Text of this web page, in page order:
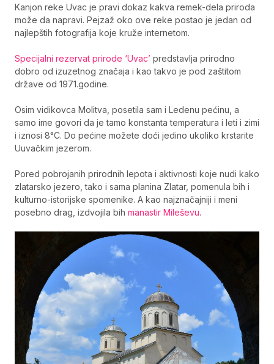
Kanjon reke Uvac je pravi dokaz kakva remek-dela priroda
može da napravi. Pejzaž oko ove reke postao je jedan od
najlepštih fotografija koje kruže internetom.
Specijalni rezervat prirode ‘Uvac’ predstavlja prirodno
dobro od izuzetnog značaja i kao takvo je pod zaštitom
države od 1971.godine.
Osim vidikovca Molitva, posetila sam i Ledenu pećinu, a
samo ime govori da je tamo konstanta temperatura i leti i zimi
i iznosi 8°C. Do pećine možete doći jedino ukoliko krstarite
Uuvačkim jezerom.
Pored pobrojanih prirodnih lepota i aktivnosti koje nudi kako
zlatarsko jezero, tako i sama planina Zlatar, pomenula bih i
kulturno-istorijske spomenike. A kao najznačajniji i meni
posebno drag, izdvojila bih manastir Mileševu.